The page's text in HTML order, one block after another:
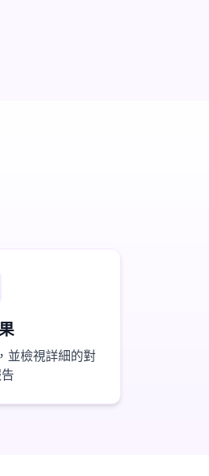
並檢視詳細的對